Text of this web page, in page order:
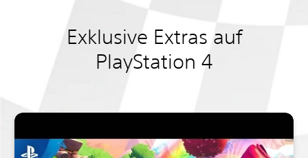
Exklusive Extras auf
PlayStation 4